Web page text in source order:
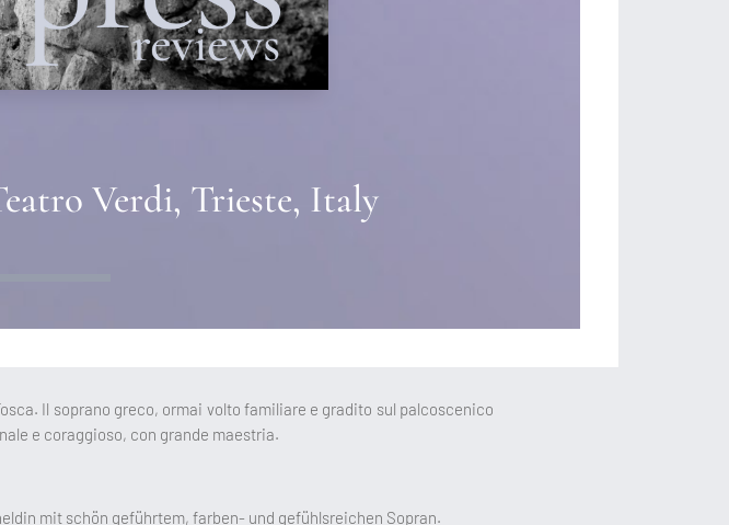
Verdi, Trieste, Italy
Il soprano greco, ormai volto familiare e gradito sul palcoscenico
e coraggioso, con grande maestria.
mit schön geführtem, farben- und gefühlsreichen Sopran.